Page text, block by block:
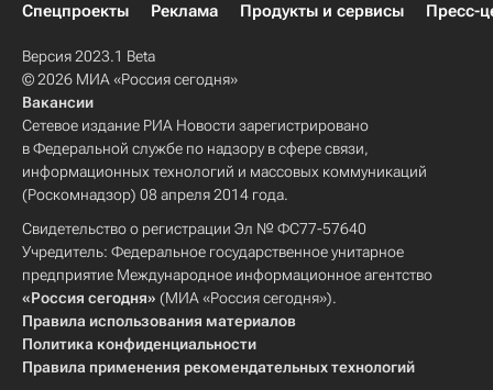
Спецпроекты
Реклама Продукты и сервисы Пресс-
Версия 2023.1 Beta
© 2026 МИА «Россия сегодня»
Вакансии
Сетевое издание РИА Новости зарегистрировано
в Федеральной службе по надзору в сфере связи,
информационных технологий и массовых коммуникаций
(Роскомнадзор) 08 апреля 2014 года.
Свидетельство о регистрации Эл № ФС77-57640
Учредитель: Федеральное государственное унитарное
предприятие Международное информационное агентство
«Россия сегодня» (МИА «Россия сегодня»).
Правила использования материалов
Политика конфиденциальности
Правила применения рекомендательных технологий